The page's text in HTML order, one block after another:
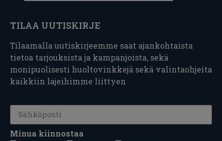
TILAA UUTISKIRJE
Tilaamalla uutiskirjeemme saat ajankohtaista
tietoa tarjouksista ja kampanjoista, sekä
monipuolisesti huoltovinkkejä sekä valintaohjeita
kaikkiin lajeihimme liittyen
Minua kiinnostaa